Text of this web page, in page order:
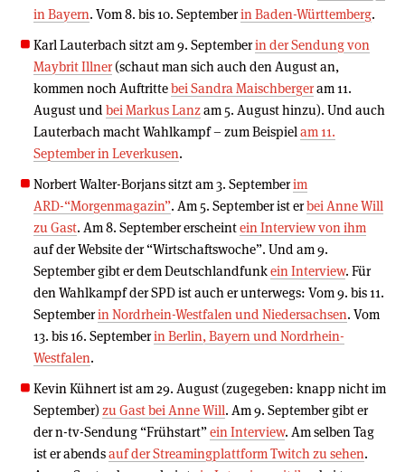
in Bayern. Vom 8. bis 10. Septemberin Baden-Württemberg.
Karl Lauterbach sitzt am 9. Septemberin der Sendung von
Maybrit Illner(schaut man sich auch den August an,
kommen noch Auftrittebei Sandra Maischbergeram 11.
August und bei Markus Lanzam 5. August hinzu). Und auch
Lauterbach macht Wahlkampf – zum Beispiel am 11.
September in Leverkusen.
Norbert Walter-Borjans sitzt am 3. Septemberim
ARD-“Morgenmagazin”. Am 5. September ist erbei Anne Will
zu Gast. Am 8. September erscheintein Interview von ihm
auf der Website der “Wirtschaftswoche”. Und am 9.
September gibt er dem Deutschlandfunkein Interview. Für
den Wahlkampf der SPD ist auch er unterwegs: Vom 9. bis 11.
Septemberin Nordrhein-Westfalen und Niedersachsen. Vom
13. bis 16. Septemberin Berlin, Bayern und Nordrhein-
Westfalen.
Kevin Kühnert ist am 29. August (zugegeben: knapp nicht im
September) zu Gast bei Anne Will. Am 9. September gibt er
der n-tv-Sendung “Frühstart”ein Interview. Am selben Tag
ist er abendsauf der Streamingplattform Twitch zu sehen.